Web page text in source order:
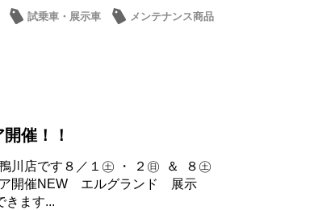
試乗車・展示車
メンテナンス商品
催！！
川店です８／１㊏ ・ ２㊐ ＆ ８㊏
ア開催NEW エルグランド 展示
ます...